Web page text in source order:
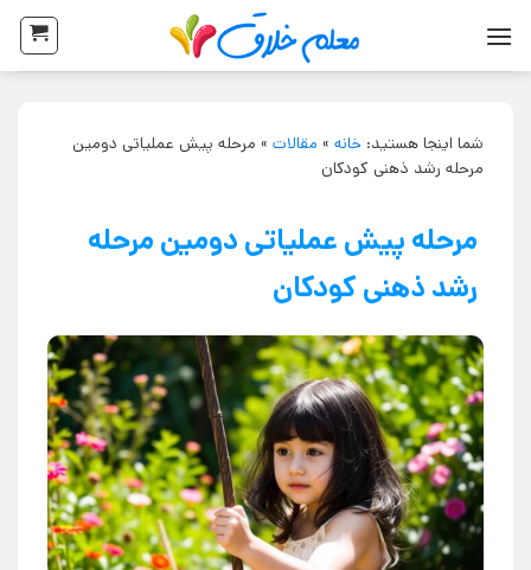
شما اینجا هستید: خانه » مقالات » مرحله پیش عملیاتی دومین
مرحله رشد ذهنی کودکان
مرحله پیش عملیاتی دومین مرحله
رشد ذهنی کودکان